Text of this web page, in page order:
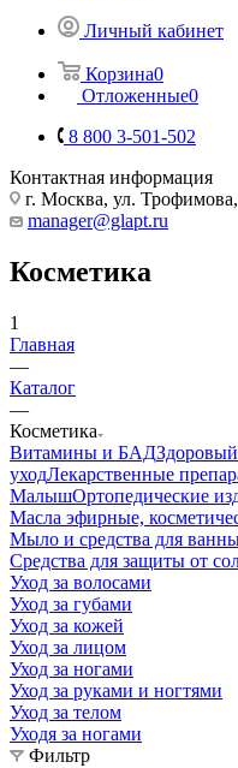
Личный кабинет
Корзина0
Отложенные0
8 800 3-501-502
Контактная информация
г. Москва, ул.
manager@glapt.ru
Косметика
1
Главная
—
Каталог
—
Косметика
Витамины и БАД
уходЛекарственные
МалышОртопедические
Масла эфирные,
Мыло и средства для
Средства для защиты от
Уход за волосами
Уход за губами
Уход за кожей
Уход за лицом
Уход за ногами
Уход за руками и ногтями
Уход за телом
Уходя за ногами
Фильтр